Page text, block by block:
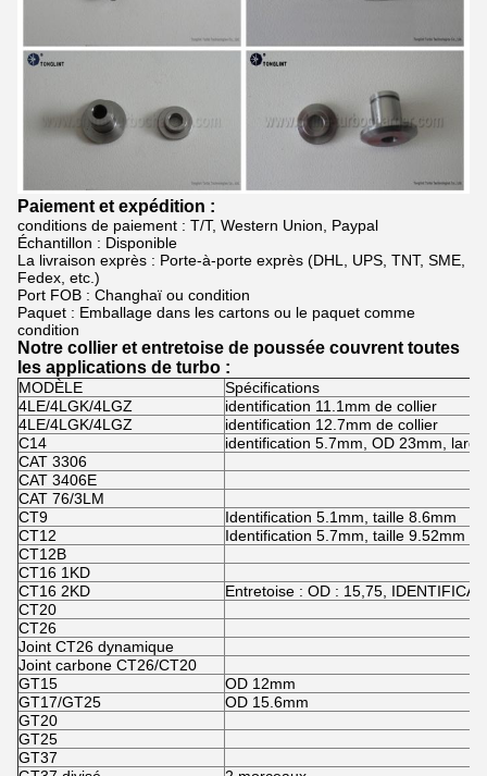
Paiement et expédition :
conditions de paiement : T/T, Western Union, Paypal
Échantillon : Disponible
La livraison exprès : Porte-à-porte exprès (DHL, UPS, TNT, SME,
Fedex, etc.)
Port FOB : Changhaï ou condition
Paquet : Emballage dans les cartons ou le paquet comme
condition
Notre collier et entretoise de poussée couvrent toutes
les applications de turbo :
MODÈLE
Spécifications
4LE/4LGK/4LGZ
identification 11.1mm de collier
4LE/4LGK/4LGZ
identification 12.7mm de collier
C14
identification 5.7mm, OD 23mm,
CAT 3306
CAT 3406E
CAT 76/3LM
CT9
Identification 5.1mm, taille 8.6mm
CT12
Identification 5.7mm, taille 9.52mm
CT12B
CT16 1KD
CT16 2KD
Entretoise : OD : 15,75,
CT20
CT26
Joint CT26 dynamique
Joint carbone CT26/CT20
GT15
OD 12mm
GT17/GT25
OD 15.6mm
GT20
GT25
GT37